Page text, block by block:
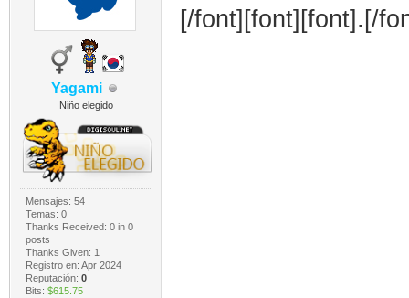
Yagami
Niño elegido
Mensajes: 54
Temas: 0
Thanks Received: 0in 0
posts
Thanks Given: 1
Registro en: Apr 2024
Reputación: 0
Bits: $615.75
[/font][font][font].[/